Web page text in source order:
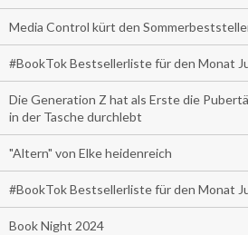
Media Control kürt den
#BookTok Bestsellerliste für den Monat
Die Generation Z hat als Erste die
in der Tasche durchlebt
"Altern" von Elke heidenreich
#BookTok Bestsellerliste für den Monat
Book Night 2024